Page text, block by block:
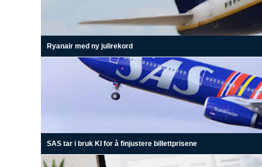
Ryanair med ny julirekord
SAS tar i bruk KI for å finjustere billettprisene